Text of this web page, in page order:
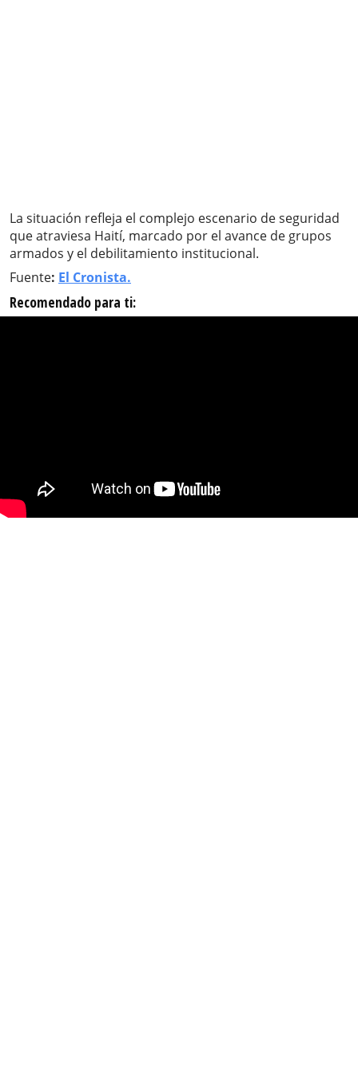
La situación refleja el complejo escenario de seguridad
que atraviesa Haití, marcado por el avance de grupos
armados y el debilitamiento institucional.
Fuente: El Cronista.
Recomendado para ti: